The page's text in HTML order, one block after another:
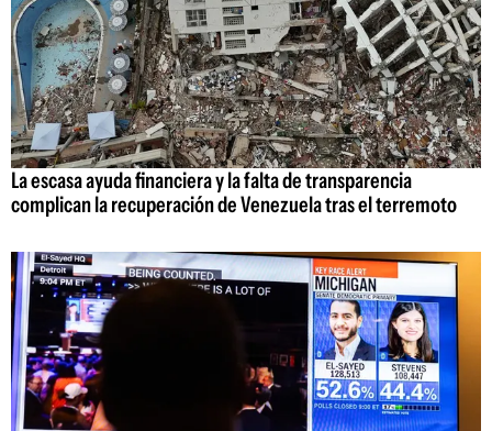
La escasa ayuda financiera y la falta de transparencia
complican la recuperación de Venezuela tras el terremoto